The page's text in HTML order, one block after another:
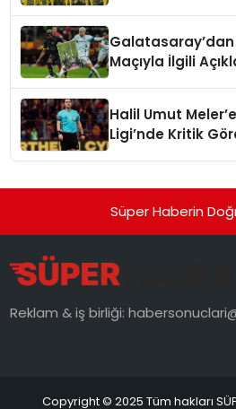
Maçıyla İlgili
Halil Umut
Ligi’nde Kritik
Süper Haberin
Reklam & iş birliği:
Copyright © 2025 Tüm hakları